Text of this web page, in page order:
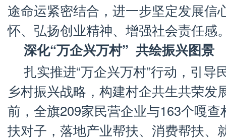
途命运紧密结合，进一步坚定发展信
怀、弘扬创业精神、增强社会责任感
深化“万企兴万村” 共绘振兴图景
扎实推进“万企兴万村”行动，引导
乡村振兴战略，构建村企共生共荣发
前，全旗209家民营企业与163个嘎
扶对子，落地产业帮扶、消费帮扶、